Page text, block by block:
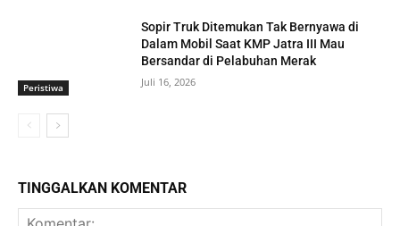
Peristiwa
Sopir Truk Ditemukan Tak Bernyawa di
Dalam Mobil Saat KMP Jatra III Mau
Bersandar di Pelabuhan Merak
Juli 16, 2026
TINGGALKAN KOMENTAR